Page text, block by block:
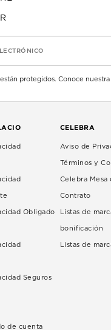
están protegidos. Conoce nuestra
Obligado
Seguros
de cuenta
CELEBRA
Aviso de
Términos y
Celebra Mesa
Contrato
Listas de
bonificación
Listas de